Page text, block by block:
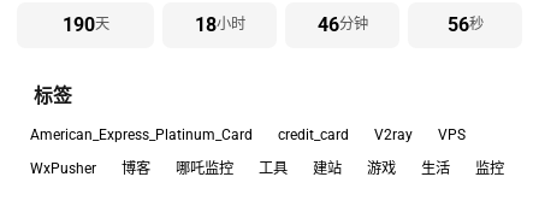
190天 18小时 46分钟 56秒
标签
American_Express_Platinum_Card credit_card V2ray
VPS
WxPusher
博客 哪吒监控 工具 建站 游戏 生活 监控